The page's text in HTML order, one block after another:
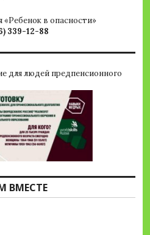
«Ребенок в опасности»
339-12-88
для людей предпенсионного
ВМЕСТЕ